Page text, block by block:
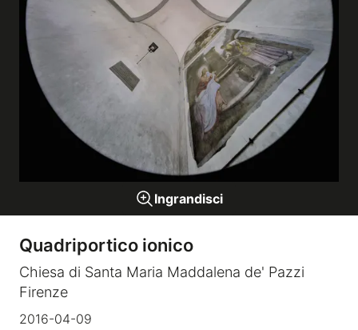
Stili architettonici
Elementi architettonici
Architetti e autori
Gallerie a tema
Sequenze
News
Ingrandisci
Quadriportico ionico
Chiesa di Santa Maria Maddalena de' Pazzi
Firenze
2016-04-09